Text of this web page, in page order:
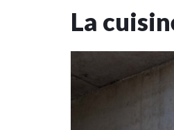
La